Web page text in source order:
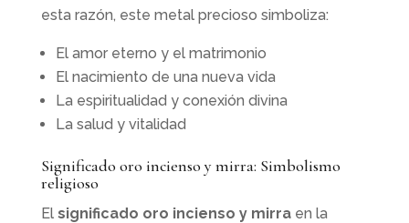
esta razón, este metal precioso simboliza:
El amor eterno y el matrimonio
El nacimiento de una nueva vida
La espiritualidad y conexión divina
La salud y vitalidad
Significado oro incienso y mirra: Simbolismo
religioso
El significado oro incienso y mirraen la